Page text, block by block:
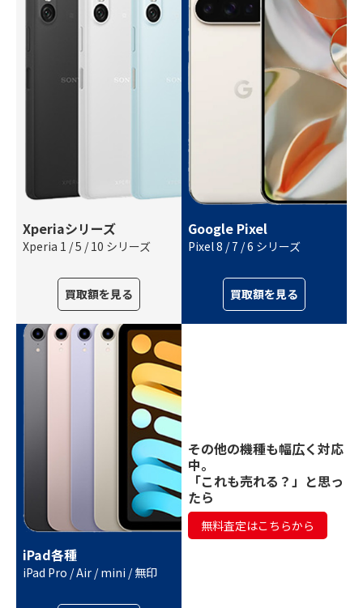
Xperiaシリーズ
Xperia 1 / 5 / 10 シリーズ
買取額を見る
Google Pixel
Pixel 8 / 7 / 6 シリーズ
買取額を見る
iPad各種
iPad Pro / Air / mini / 無印
その他の機種も幅広く対応
中。
「これも売れる？」と思っ
たら
無料査定はこちらから